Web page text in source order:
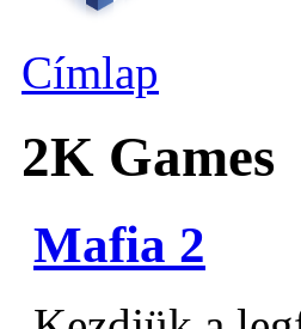
Címlap
2K Games
Mafia 2